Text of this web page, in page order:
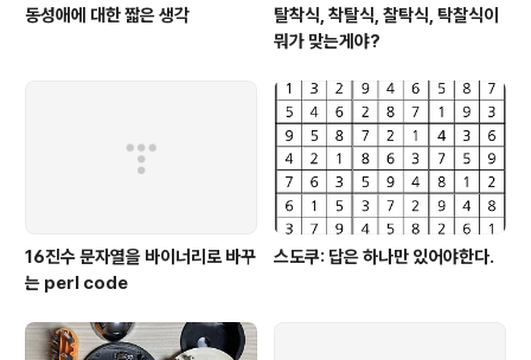
동성애에 대한 짧은 생각
탈착식, 착탈식, 찰탁식, 탁찰식이
뭐가 맞는게야?
16진수 문자열을 바이너리로 바꾸
는 perl code
스도쿠: 답은 하나만 있어야한다.